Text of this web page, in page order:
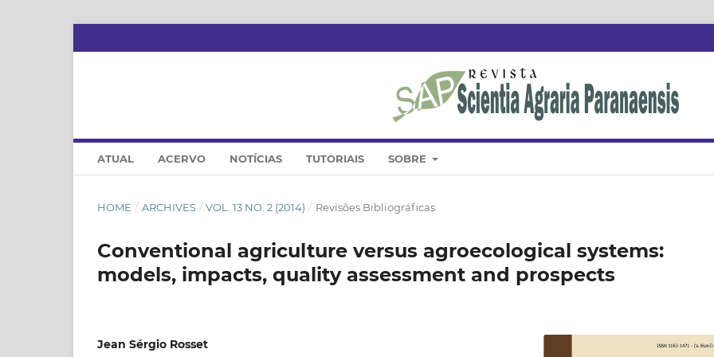
ATUAL ACERVO NOTÍCIAS TUTORIAIS SOBRE
HOME / ARCHIVES / VOL. 13 NO. 2 (2014) / Revisões Bibliográficas
Conventional agriculture versus agroecological systems:
models, impacts, quality assessment and prospects
Jean Sérgio Rosset